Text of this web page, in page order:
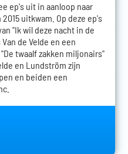
ep's uit in aanloop naar
uitkwam. Op deze ep's
"Ik wil deze nacht in de
de Velde en een
twaalf zakken miljonairs"
en Lundström zijn
en beiden een